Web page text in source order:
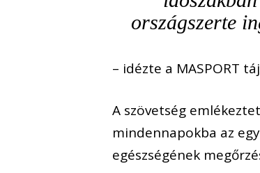
országszerte
– idézte a MASPORT
A szövetség
mindennapokba az
egészségének